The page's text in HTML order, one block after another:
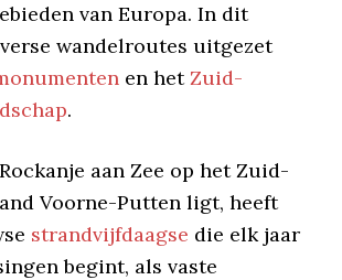
van Europa. In dit
wandelroutes uitgezet
en hetZuid-
.
aan Zee op het Zuid-
Voorne-Putten ligt, heeft
strandvijfdaagse die elk jaar
begint, als vaste